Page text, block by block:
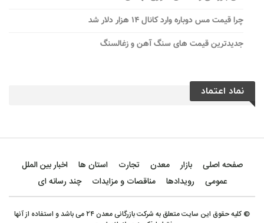
چرا قیمت مس دوباره وارد کانال ۱۴ هزار دلار شد
جدیدترین قیمت های سنگ آهن و زغالسنگ
نماد اعتماد
صفحه اصلی بازار معدن تجارت استان ها
اخبار بین الملل
عمومی
رویدادها مناقصات و مزایدات چند رسانه ای
© کلیه حقوق این سایت متعلق به شرکت بازرگانی معدن ۲۴ می باشد و استفاده از آنها